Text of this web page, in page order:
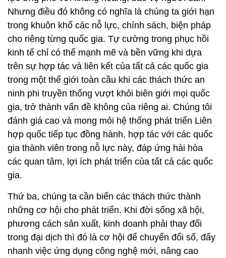
Nhưng điều đó không có nghĩa là chúng ta giới hạn
trong khuôn khổ các nỗ lực, chính sách, biện pháp
cho riêng từng quốc gia. Tự cường trong phục hồi
kinh tế chỉ có thể mạnh mẽ và bền vững khi dựa
trên sự hợp tác và liên kết của tất cả các quốc gia
trong một thế giới toàn cầu khi các thách thức an
ninh phi truyền thống vượt khỏi biên giới mọi quốc
gia, trở thành vấn đề không của riêng ai. Chúng tôi
đánh giá cao và mong mỏi hệ thống phát triển Liên
hợp quốc tiếp tục đồng hành, hợp tác với các quốc
gia thành viên trong nỗ lực này, đáp ứng hài hòa
các quan tâm, lợi ích phát triển của tất cả các quốc
gia.
Thứ ba, chúng ta cần biến các thách thức thành
những cơ hội cho phát triển. Khi đời sống xã hội,
phương cách sản xuất, kinh doanh phải thay đổi
trong đại dịch thì đó là cơ hội để chuyển đổi số, đẩy
nhanh việc ứng dụng công nghệ mới, nâng cao